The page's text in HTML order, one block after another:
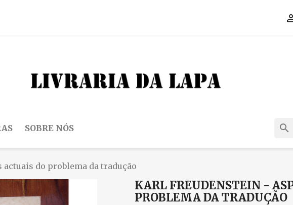
SOBRE NÓS search
do problema da tradução
KARL FREUDENSTEIN -
PROBLEMA DA TRADUÇÃO